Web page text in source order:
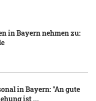
in Bayern nehmen zu:
in Bayern: "An gute
ist ...